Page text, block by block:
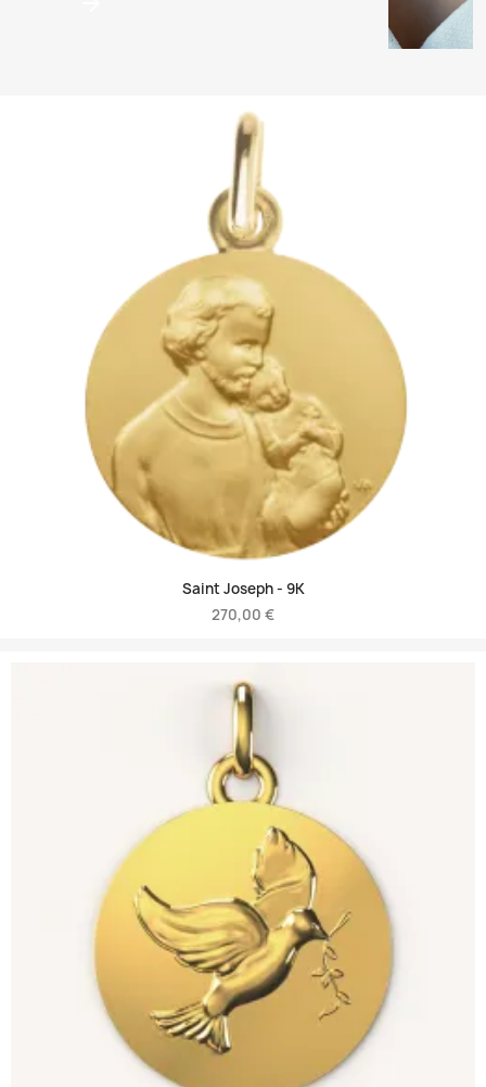
Saint Joseph - 9K
270,00 €